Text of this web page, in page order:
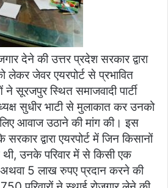
देने की उत्तर प्रदेश सरकार द्वारा
लेकर जेवर एयरपोर्ट से प्रभावित
सूरजपुर स्थित समाजवादी पार्टी
सुधीर भाटी से मुलाकात कर उनको
आवाज उठाने की मांग की। इस
द्वारा एयरपोर्ट में जिन किसानों
उनके परिवार में से किसी एक
5 लाख रुपए प्रदान करने की